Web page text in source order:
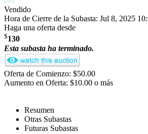
Vendido
Hora de Cierre de la Subasta: Jul 8, 2025
Haga una oferta desde
$130
Esta subasta ha terminado.
Oferta de Comienzo: $50.00
Aumento en Oferta: $10.00 o más
Resumen
Otras Subastas
Futuras Subastas